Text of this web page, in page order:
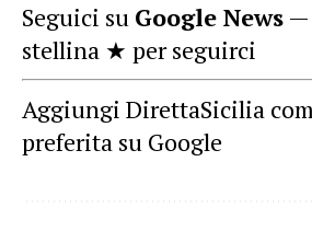
Seguici su Google News —
stellina ★ per seguirci
Aggiungi DirettaSicilia
preferita su Google